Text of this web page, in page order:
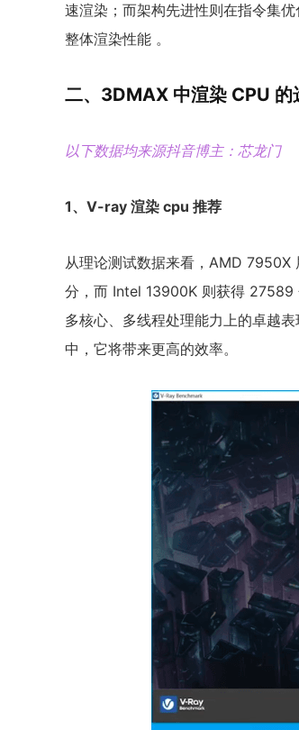
速渲染；而架构先进性则在指令集
整体渲染性能 。
二、3DMAX 中渲染 CPU 的
以下数据均来源抖音博主：芯龙门
1、V-ray 渲染 cpu 推荐
从理论测试数据来看，AMD
分，而 Intel 13900K 则获得 27589
多核心、多线程处理能力上的卓越
中，它将带来更高的效率。